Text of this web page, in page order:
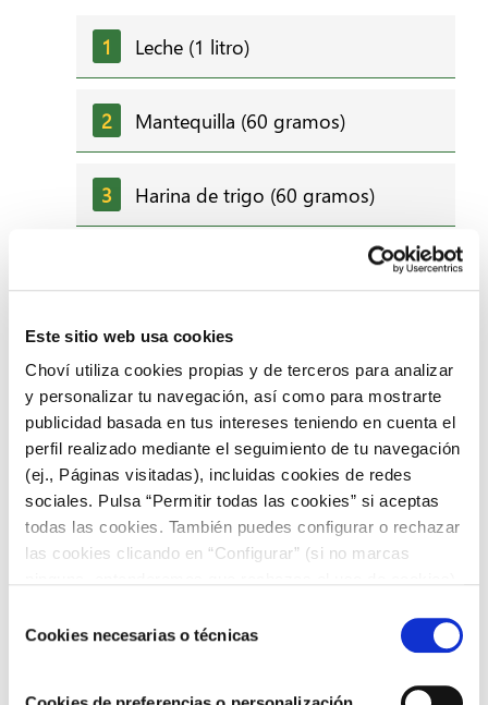
Este sitio web usa cookies
Choví utiliza cookies propias y de terceros para analizar
y personalizar tu navegación, así como para mostrarte
publicidad basada en tus intereses teniendo en cuenta el
perfil realizado mediante el seguimiento de tu navegación
(ej., Páginas visitadas), incluidas cookies de redes
sociales. Pulsa “Permitir todas las cookies” si aceptas
todas las cookies. También puedes configurar o rechazar
las cookies clicando en “Configurar” (si no marcas
COOKIES.
deCookies necesarias o técnicas
Leche (1 litro)
Mantequilla (60 gramos)
Harina de trigo (60 gramos)
Sal
Elaboración de la bechamel
Tamizar la harina.
Calentar la leche en un cazo.
cazuela a fuego lento. Una vez